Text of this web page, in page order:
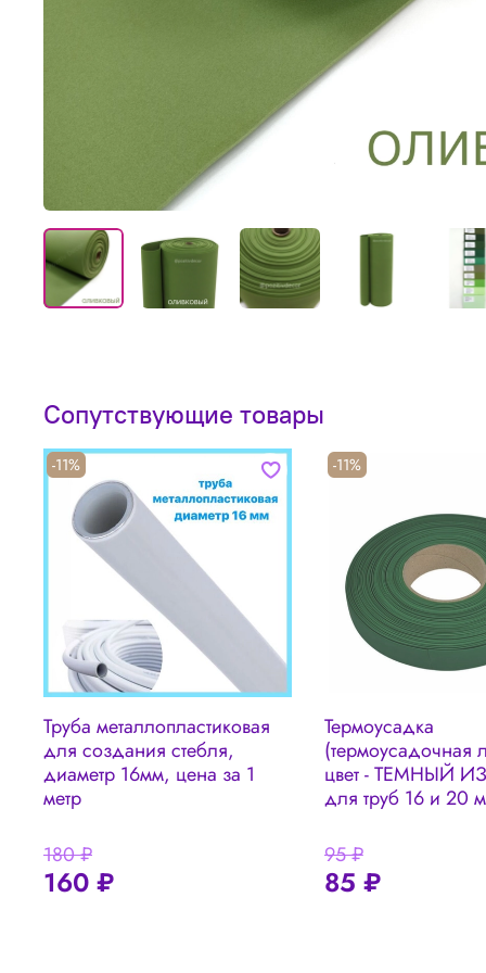
Сопутствующие товары
-11%
Труба металлопластиковая
для создания стебля,
диаметр 16мм, цена за 1
метр
180 ₽
160 ₽
-11%
Термоусадка
(термоусадочная
цвет - ТЕМНЫЙ
для труб 16 и 20
95 ₽
85 ₽